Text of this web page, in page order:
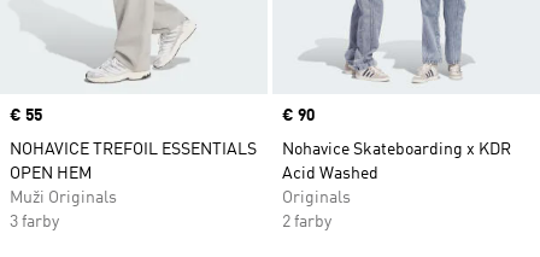
Price
€ 55
NOHAVICE TREFOIL ESSENTIALS
OPEN HEM
Muži Originals
3 farby
Price
€ 90
Nohavice Skateboarding x KDR
Acid Washed
Originals
2 farby